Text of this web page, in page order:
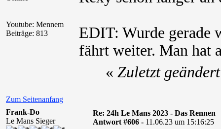
Youtube: Mennem
Beiträge: 813
EDIT: Wurde gerade
fährt weiter. Man hat
Zum Seitenanfang
« Zuletzt
Frank-Do
Le Mans Sieger
Re: 24h Le Mans 2023 - Das Rennen
Antwort #606 - 11.06.23 um 15:16:25